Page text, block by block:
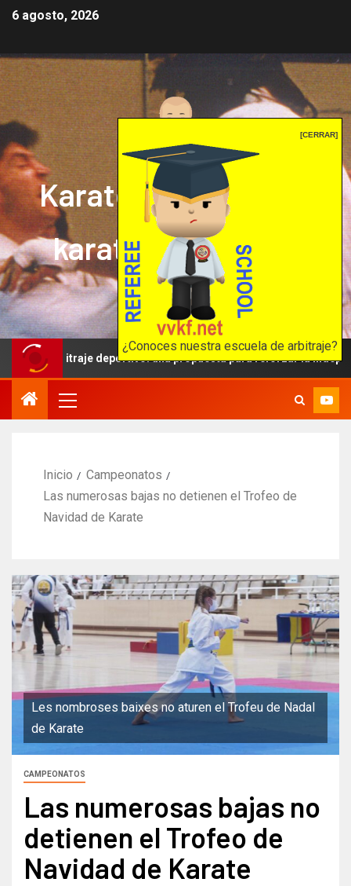
[CERRAR]
¿Conoces nuestra escuela de arbitraje?
6 agosto, 2026
Karate mrprepor: el
karate en internet
El karate en internet
deportivo: una propuesta para reforzar la independencia
Inicio
Campeonatos
Las numerosas bajas no detienen el Trofeo de
Navidad de Karate
Les nombroses baixes no aturen el Trofeu de Nadal
de Karate
CAMPEONATOS
Las numerosas bajas no
detienen el Trofeo de
Navidad de Karate